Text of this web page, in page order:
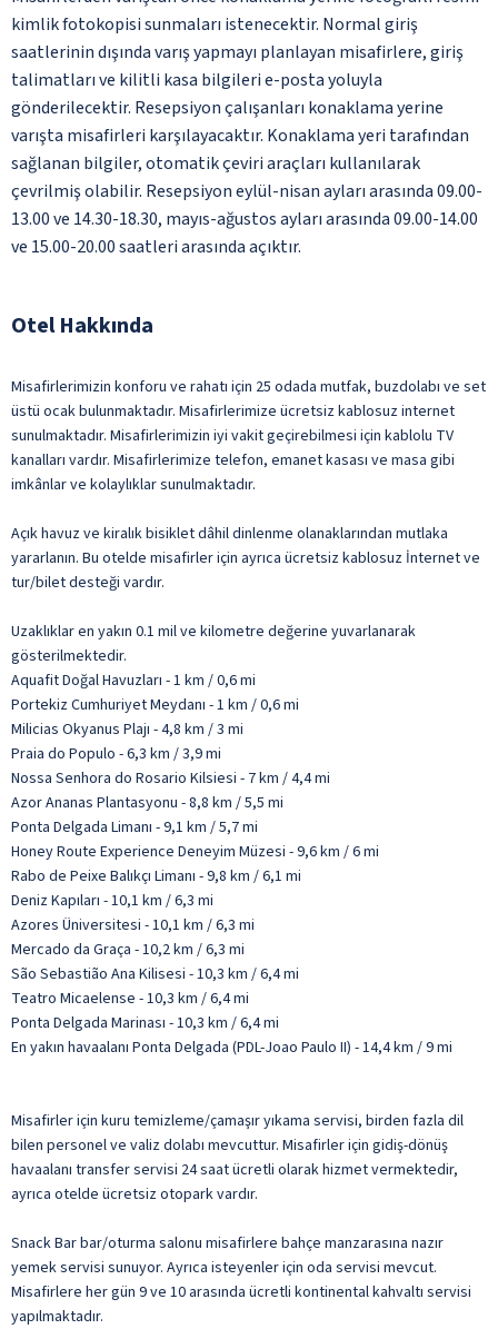
kimlik fotokopisi sunmaları istenecektir. Normal giriş
saatlerinin dışında varış yapmayı planlayan misafirlere, giriş
talimatları ve kilitli kasa bilgileri e-posta yoluyla
gönderilecektir. Resepsiyon çalışanları konaklama yerine
varışta misafirleri karşılayacaktır. Konaklama yeri tarafından
sağlanan bilgiler, otomatik çeviri araçları kullanılarak
çevrilmiş olabilir. Resepsiyon eylül-nisan ayları arasında 09.00-
13.00 ve 14.30-18.30, mayıs-ağustos ayları arasında 09.00-14.00
ve 15.00-20.00 saatleri arasında açıktır.
Otel Hakkında
Misafirlerimizin konforu ve rahatı için 25 odada mutfak, buzdolabı ve set
üstü ocak bulunmaktadır. Misafirlerimize ücretsiz kablosuz internet
sunulmaktadır. Misafirlerimizin iyi vakit geçirebilmesi için kablolu TV
kanalları vardır. Misafirlerimize telefon, emanet kasası ve masa gibi
imkânlar ve kolaylıklar sunulmaktadır.
Açık havuz ve kiralık bisiklet dâhil dinlenme olanaklarından mutlaka
yararlanın. Bu otelde misafirler için ayrıca ücretsiz kablosuz İnternet ve
tur/bilet desteği vardır.
Uzaklıklar en yakın 0.1 mil ve kilometre değerine yuvarlanarak
gösterilmektedir.
Aquafit Doğal Havuzları - 1 km / 0,6 mi
Portekiz Cumhuriyet Meydanı - 1 km / 0,6 mi
Milicias Okyanus Plajı - 4,8 km / 3 mi
Praia do Populo - 6,3 km / 3,9 mi
Nossa Senhora do Rosario Kilsiesi - 7 km / 4,4 mi
Azor Ananas Plantasyonu - 8,8 km / 5,5 mi
Ponta Delgada Limanı - 9,1 km / 5,7 mi
Honey Route Experience Deneyim Müzesi - 9,6 km / 6 mi
Rabo de Peixe Balıkçı Limanı - 9,8 km / 6,1 mi
Deniz Kapıları - 10,1 km / 6,3 mi
Azores Üniversitesi - 10,1 km / 6,3 mi
Mercado da Graça - 10,2 km / 6,3 mi
São Sebastião Ana Kilisesi - 10,3 km / 6,4 mi
Teatro Micaelense - 10,3 km / 6,4 mi
Ponta Delgada Marinası - 10,3 km / 6,4 mi
En yakın havaalanı Ponta Delgada (PDL-Joao Paulo II) - 14,4 km / 9 mi
Misafirler için kuru temizleme/çamaşır yıkama servisi, birden fazla dil
bilen personel ve valiz dolabı mevcuttur. Misafirler için gidiş-dönüş
havaalanı transfer servisi 24 saat ücretli olarak hizmet vermektedir,
ayrıca otelde ücretsiz otopark vardır.
Snack Bar bar/oturma salonu misafirlere bahçe manzarasına nazır
yemek servisi sunuyor. Ayrıca isteyenler için oda servisi mevcut.
Misafirlere her gün 9 ve 10 arasında ücretli kontinental kahvaltı servisi
yapılmaktadır.